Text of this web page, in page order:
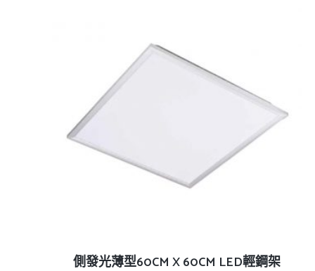
查看內容
側發光薄型60CM X 60CM LED輕鋼架